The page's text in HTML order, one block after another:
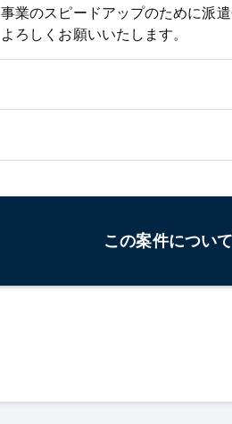
事業のスピードアップのために派
よろしくお願いいたします。
この案件につい